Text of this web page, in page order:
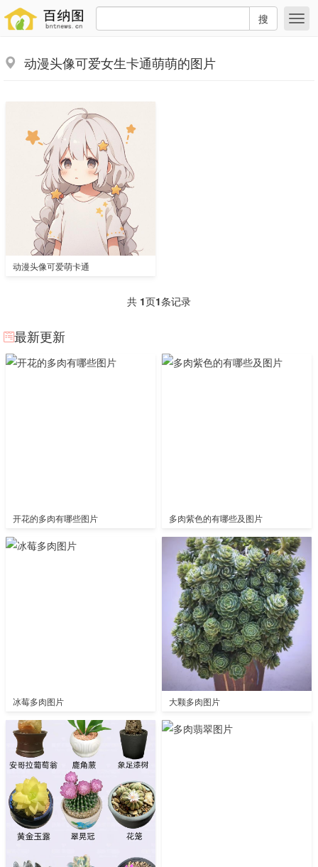
搜
动漫头像可爱女生卡通萌萌的图片
动漫头像可爱萌卡通
共 1页1条记录
最新更新
开花的多肉有哪些图片 多肉紫色的有哪些及图片
冰莓多肉图片 大颗多肉图片